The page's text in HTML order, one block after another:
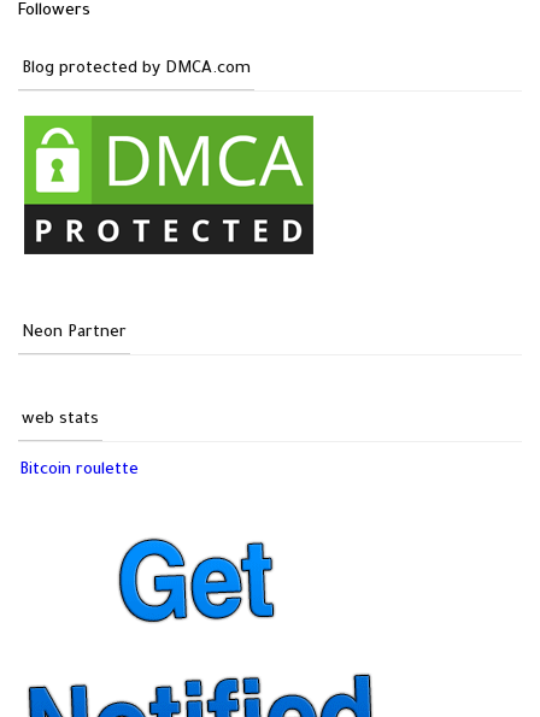
Followers
Blog protected by DMCA.com
Neon Partner
web stats
Bitcoin roulette